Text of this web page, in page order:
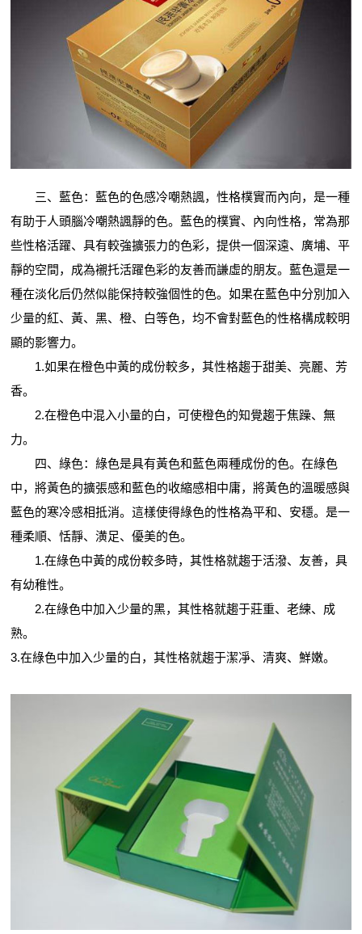
三、藍色：藍色的色感冷嘲熱諷，性格樸實而內向，是一種
有助于人頭腦冷嘲熱諷靜的色。藍色的樸實、內向性格，常為那
些性格活躍、具有較強擴張力的色彩，提供一個深遠、廣埔、平
靜的空間，成為襯托活躍色彩的友善而謙虛的朋友。藍色還是一
種在淡化后仍然似能保持較強個性的色。如果在藍色中分別加入
少量的紅、黃、黑、橙、白等色，均不會對藍色的性格構成較明
顯的影響力。
1.如果在橙色中黃的成份較多，其性格趨于甜美、亮麗、芳
香。
2.在橙色中混入小量的白，可使橙色的知覺趨于焦躁、無
力。
四、綠色：綠色是具有黃色和藍色兩種成份的色。在綠色
中，將黃色的擴張感和藍色的收縮感相中庸，將黃色的溫暖感與
藍色的寒冷感相抵消。這樣使得綠色的性格為平和、安穩。是一
種柔順、恬靜、潢足、優美的色。
1.在綠色中黃的成份較多時，其性格就趨于活潑、友善，具
有幼稚性。
2.在綠色中加入少量的黑，其性格就趨于莊重、老練、成
熟。
3.在綠色中加入少量的白，其性格就趨于潔凈、清爽、鮮嫩。